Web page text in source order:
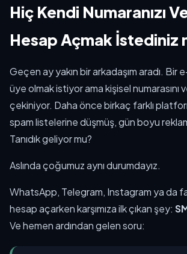
Hiç Kendi Numaranızı
Hesap Açmak İstediniz
Geçen ay yakın bir arkadaşım aradı.
üye olmak istiyor ama kişisel numarasını
çekiniyor. Daha önce birkaç farklı
spam listelerine düşmüş, gün boyu reklam
Tanıdık geliyor mu?
Aslında çoğumuz aynı durumdayız.
WhatsApp, Telegram, Instagram ya da
hesap açarken karşımıza ilk çıkan şey:
Ve hemen ardından gelen soru: